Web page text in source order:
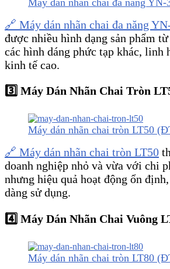
🔗 Máy dán nhãn chai đa năng
được nhiều hình dạng sản phẩm
các hình dáng phức tạp khác, linh
kinh tế cao.
3️⃣ Máy Dán Nhãn Chai Tròn
Máy dán nhãn chai tròn LT50
🔗 Máy dán nhãn chai tròn LT50
doanh nghiệp nhỏ và vừa với chi
nhưng hiệu quả hoạt động ổn
dàng sử dụng.
4️⃣ Máy Dán Nhãn Chai Vuông
Máy dán nhãn chai tròn LT80